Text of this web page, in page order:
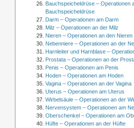
Bauchspeicheldrüse – Operationen
Bauchspeicheldrüse
Darm – Operationen am Darm
Milz – Operationen an der Milz
Nieren – Operationen an den Nieren
Nebenniere – Operationen an der
Harnleiter und Harnblase –
Prostata – Operationen an der
Penis – Operationen am Penis
Hoden – Operationen am Hoden
Vagina – Operationen an der Vagina
Uterus – Operationen am Uterus
Wirbelsäule – Operationen an der
Nervensystem – Operationen am
Oberschenkel – Operationen am
Hüfte – Operationen an der Hüfte